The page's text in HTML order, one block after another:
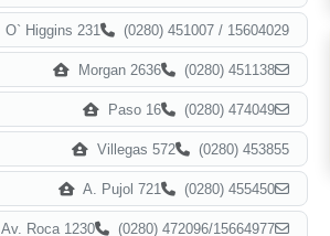
O` Higgins 231 (0280) 451007 / 15604029
Morgan 2636 (0280) 451138
Paso 16 (0280) 474049
Villegas 572 (0280) 453855
A. Pujol 721 (0280) 455450
Av. Roca 1230 (0280) 472096/15664977